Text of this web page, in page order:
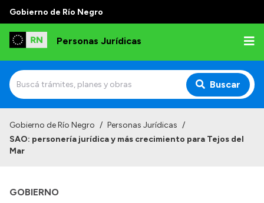
Gobierno de Río Negro
Personas Jurídicas
Buscar
Institucional
Autoridades
Gobierno de Río Negro / Personas Jurídicas /
SAO: personería jurídica y más crecimiento para Tejos del
Mar
GOBIERNO